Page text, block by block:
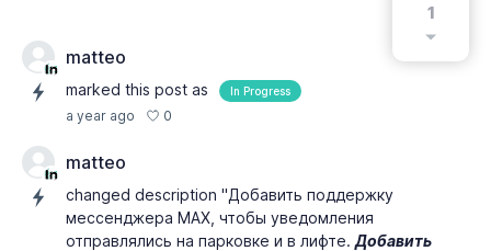
1
matteo
marked this post as In Progress
a year ago 0
matteo
changed description "Добавить поддержку
мессенджера MAX, чтобы уведомления
отправлялись на парковке и в лифте. Добавить